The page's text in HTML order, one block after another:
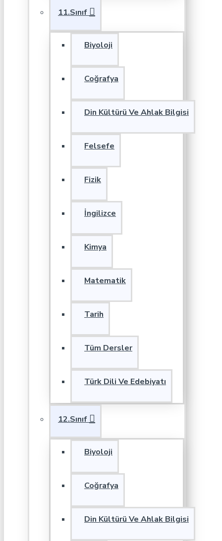
11.Sınıf
Biyoloji
Coğrafya
Din Kültürü Ve Ahlak Bilgisi
Felsefe
Fizik
İngilizce
Kimya
Matematik
Tarih
Tüm Dersler
Türk Dili Ve Edebiyatı
12.Sınıf
Biyoloji
Coğrafya
Din Kültürü Ve Ahlak Bilgisi